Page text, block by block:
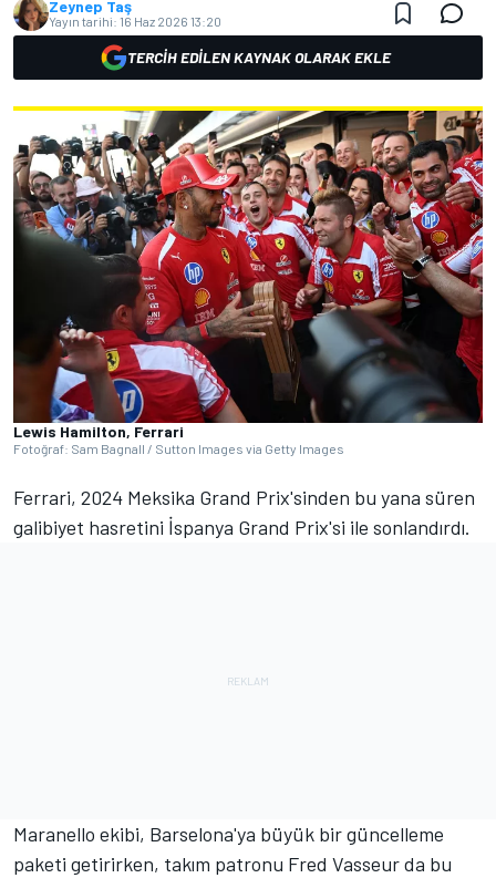
Zeynep Taş
Yayın tarihi: 16 Haz 2026 13:20
TERCIH EDILEN KAYNAK OLARAK EKLE
Lewis Hamilton, Ferrari
Fotoğraf: Sam Bagnall / Sutton Images via Getty Images
Ferrari, 2024 Meksika Grand Prix'sinden bu yana süren
galibiyet hasretini İspanya Grand Prix'si ile sonlandırdı.
Maranello ekibi, Barselona'ya büyük bir güncelleme
paketi getirirken, takım patronu Fred Vasseur da bu